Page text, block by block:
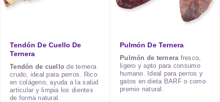
Tendón De Cuello De
Ternera
Tendón de cuello de ternera
crudo, ideal para perros. Rico
en colágeno, ayuda a la salud
articular y limpia los dientes
de forma natural.
Pulmón De Ternera
Pulmón de ternera fresco,
ligero y apto para consumo
humano. Ideal para perros y
gatos en dieta BARF o como
premio natural.